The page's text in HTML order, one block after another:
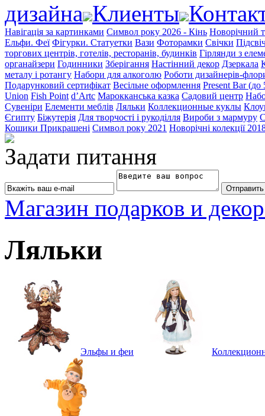
дизайна Клиенты
Навігація за картинками Символ року 2026 - Кінь Новорічний
Ельфи. Феї Фігурки. Статуетки Вази Фоторамки Свічки
торгових центрів, готелів, ресторанів, будинків Гірлянди з
органайзери Годинники Зберігання Настінний декор Дзеркала
металу і ротангу Набори для алкоголю Роботи дизайнерів-
Подарунковий сертифікат Весільне оформлення Present Bar (до
Union Fish Point d’Artc Марокканська казка Садовий центр
Сувеніри Елементи меблів Ляльки Коллекционные куклы
Єгипту Біжутерія Для творчості і рукоділля Вироби з мармуру
Кошики Прикрашені Символ року 2021 Новорічні колекції
Задати питання
Магазин подарков и
Ляльки
Эльфы и феи